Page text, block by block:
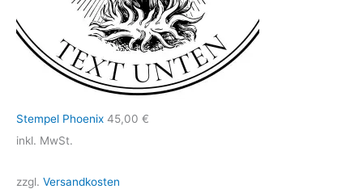
Stempel Phoenix 45,00 €
inkl. MwSt.
zzgl. Versandkosten